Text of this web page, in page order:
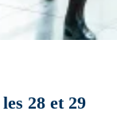
28 et 29